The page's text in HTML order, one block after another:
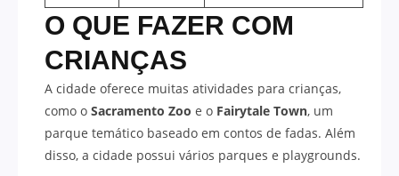
O QUE FAZER COM
CRIANÇAS
A cidade oferece muitas atividades para crianças,
como o Sacramento Zoo e o Fairytale Town, um
parque temático baseado em contos de fadas. Além
disso, a cidade possui vários parques e playgrounds.